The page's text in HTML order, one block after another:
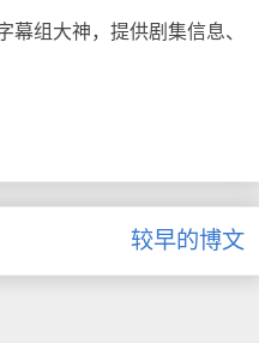
组大神，提供剧集信息、
较早的博文